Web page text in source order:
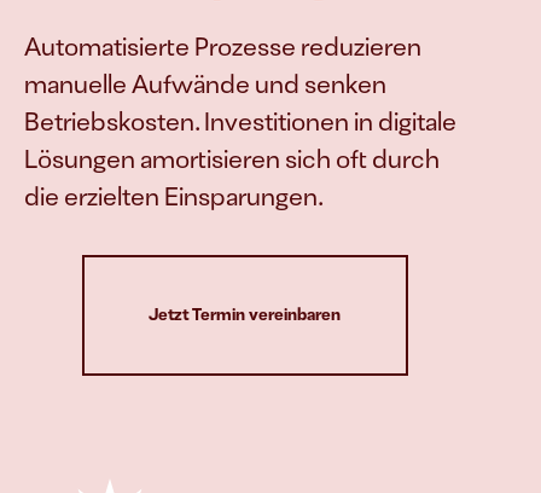
Automatisierte Prozesse reduzieren
manuelle Aufwände und senken
Betriebskosten. Investitionen in digitale
Lösungen amortisieren sich oft durch
die erzielten Einsparungen.
Jetzt Termin vereinbaren